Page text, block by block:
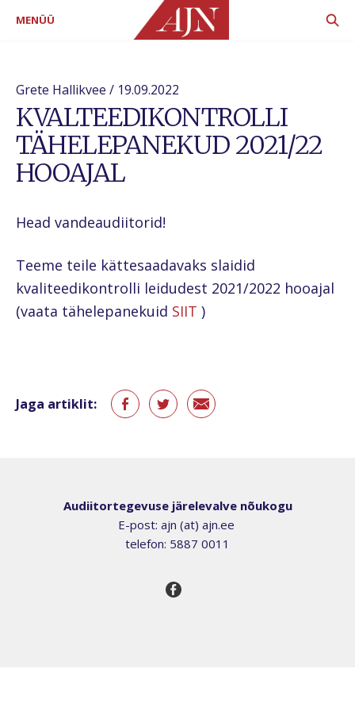
Grete Hallikvee / 19.09.2022
KVALTEEDIKONTROLLI
TÄHELEPANEKUD 2021/22
HOOAJAL
Head vandeaudiitorid!
Teeme teile kättesaadavaks slaidid
kvaliteedikontrolli leidudest 2021/2022 hooajal
(vaata tähelepanekuid SIIT )
Jaga artiklit:
Audiitortegevuse järelevalve nõukogu
E-post: ajn (at) ajn.ee
telefon: 5887 0011
MENÜÜ